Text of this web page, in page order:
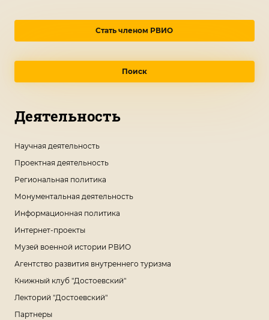
Стать членом РВИО
Поиск
Деятельность
Научная деятельность
Проектная деятельность
Региональная политика
Монументальная деятельность
Информационная политика
Интернет-проекты
Музей военной истории РВИО
Агентство развития внутреннего туризма
Книжный клуб "Достоевский"
Лекторий "Достоевский"
Партнеры